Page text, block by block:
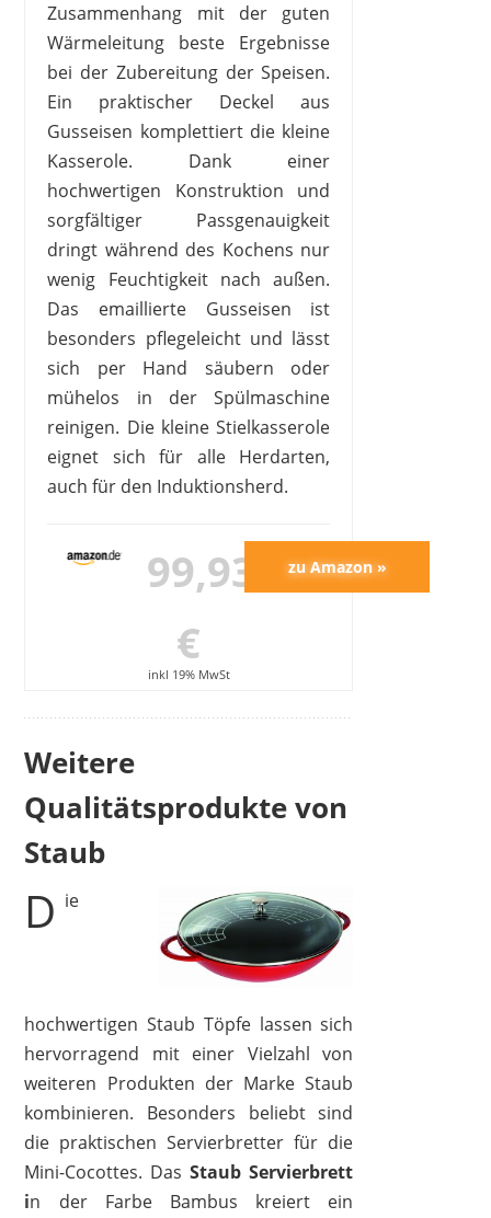
Zusammenhang mit der guten
Wärmeleitung beste Ergebnisse
bei der Zubereitung der Speisen.
Ein praktischer Deckel aus
Gusseisen komplettiert die kleine
Kasserole. Dank einer
hochwertigen Konstruktion und
sorgfältiger Passgenauigkeit
dringt während des Kochens nur
wenig Feuchtigkeit nach außen.
Das emaillierte Gusseisen ist
besonders pflegeleicht und lässt
sich per Hand säubern oder
mühelos in der Spülmaschine
reinigen. Die kleine Stielkasserole
eignet sich für alle Herdarten,
auch für den Induktionsherd.
99,93
€
inkl 19% MwSt
Weitere
Qualitätsprodukte von
Staub
D ie
hochwertigen Staub Töpfe lassen sich
hervorragend mit einer Vielzahl von
weiteren Produkten der Marke Staub
kombinieren. Besonders beliebt sind
die praktischen Servierbretter für die
Mini-Cocottes. Das Staub Servierbrett
in der Farbe Bambus kreiert ein